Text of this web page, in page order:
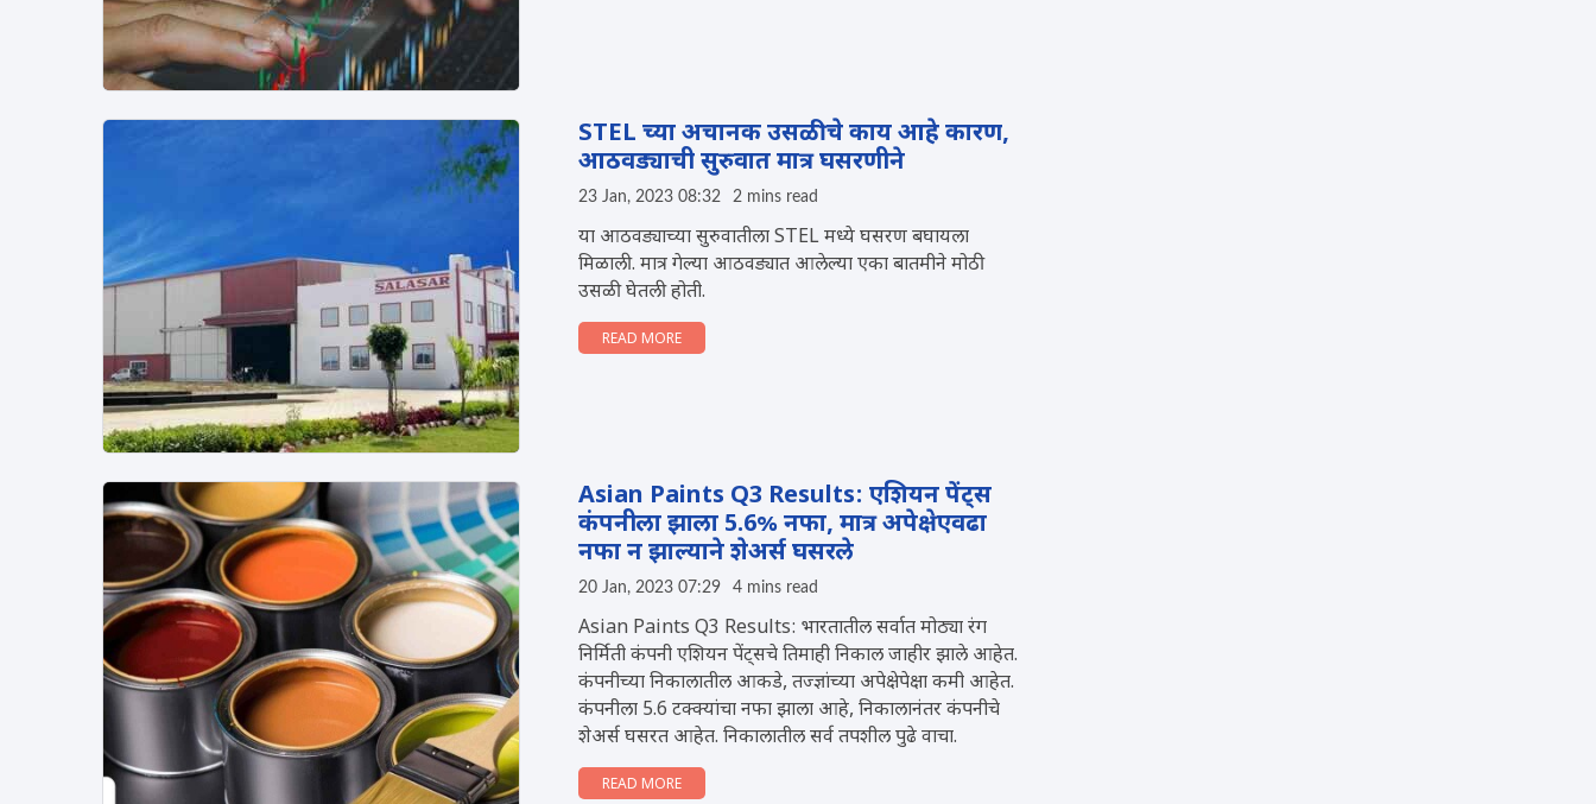
STEL च्या अचानक उसळीचे काय आहे कारण,
आठवड्याची सुरुवात मात्र घसरणीने
23 Jan, 2023 08:32 2 mins read
या आठवड्याच्या सुरुवातीला STEL मध्ये घसरण बघायला
मिळाली. मात्र गेल्या आठवड्यात आलेल्या एका बातमीने मोठी
उसळी घेतली होती.
READ MORE
Asian Paints Q3 Results: एशियन पेंट्स
कंपनीला झाला 5.6% नफा, मात्र अपेक्षेएवढा
नफा न झाल्याने शेअर्स घसरले
20 Jan, 2023 07:29 4 mins read
Asian Paints Q3 Results: भारतातील सर्वात मोठ्या रंग
निर्मिती कंपनी एशियन पेंट्सचे तिमाही निकाल जाहीर झाले आहेत.
कंपनीच्या निकालातील आकडे, तज्ज्ञांच्या अपेक्षेपेक्षा कमी आहेत.
कंपनीला 5.6 टक्क्यांचा नफा झाला आहे, निकालानंतर कंपनीचे
शेअर्स घसरत आहेत. निकालातील सर्व तपशील पुढे वाचा.
READ MORE